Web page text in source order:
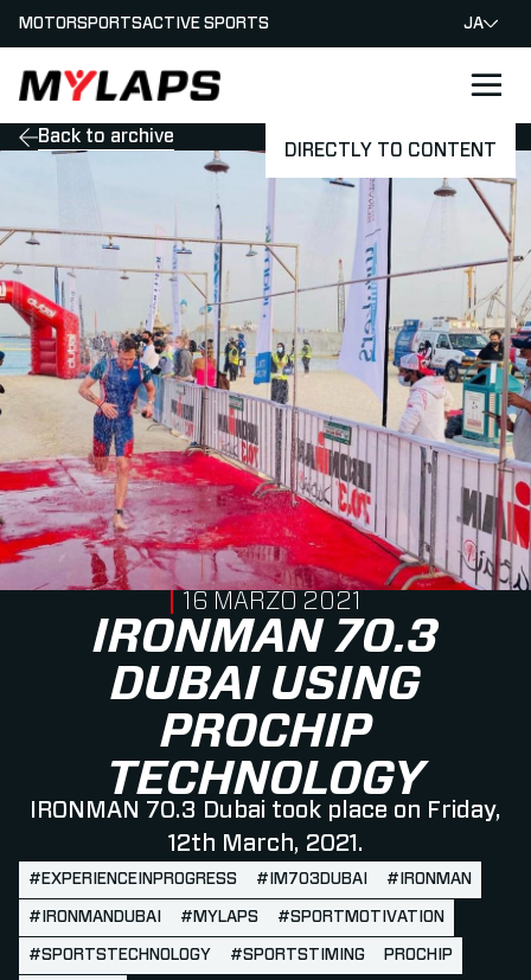
DIRECTLY TO CONTENT
LOGO MYLAPS - JAPAN
MOTORSPORTSACTIVE SPORTS JA
Back to archive
IRONMAN 70.3
DUBAI USING
PROCHIP
TECHNOLOGY
IRONMAN 70.3 Dubai took place on Friday,
12th March, 2021.
PUBLISHED ON
16 MARZO 2021
#EXPERIENCEINPROGRESS #IM703DUBAI #IRONMAN
#IRONMANDUBAI #MYLAPS #SPORTMOTIVATION
#SPORTSTECHNOLOGY #SPORTSTIMING PROCHIP